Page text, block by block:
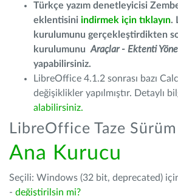
Türkçe yazım denetleyicisi
eklentisini indirmek için tıklayın.
kurulumunu gerçekleştirdikten
kurulumunu Araçlar - Ektenti
yapabilirsiniz.
LibreOffice 4.1.2 sonrası bazı
değişiklikler yapılmıştır. Detaylı
alabilirsiniz.
LibreOffice Taze Sürüm
Ana Kurucu
Seçili: Windows (32 bit, deprecated)
- değiştirilsin mi?